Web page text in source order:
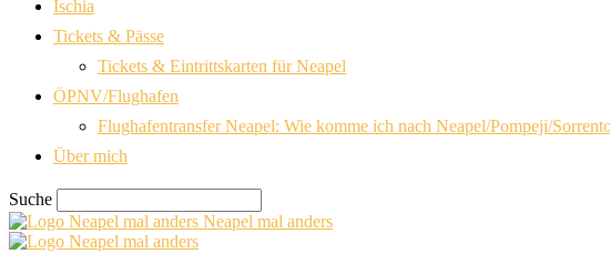
Ischia
Tickets & Pässe
Tickets & Eintrittskarten für Neapel
ÖPNV/Flughafen
Flughafentransfer Neapel: Wie komme ich nach Neapel/Pompeji/
Über mich
Suche
Neapel mal anders